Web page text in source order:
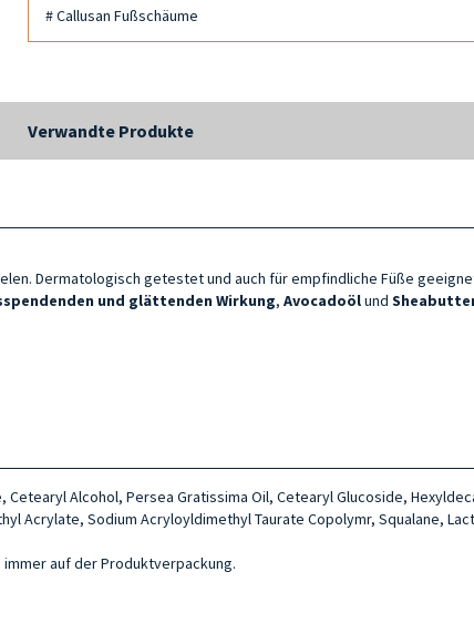
# Callusan Fußschäume
Verwandte Produkte
Dermatologisch getestet und auch für empfindliche Füße
und glättenden Wirkung, Avocadoölund
Cetearyl Alcohol, Persea Gratissima Oil, Cetearyl Glucoside,
Acrylate, Sodium Acryloyldimethyl Taurate Copolymr, Squalane,
auf der Produktverpackung.